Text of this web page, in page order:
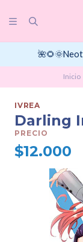
Inicio
IVREA
Darling
PRECIO
$12.000